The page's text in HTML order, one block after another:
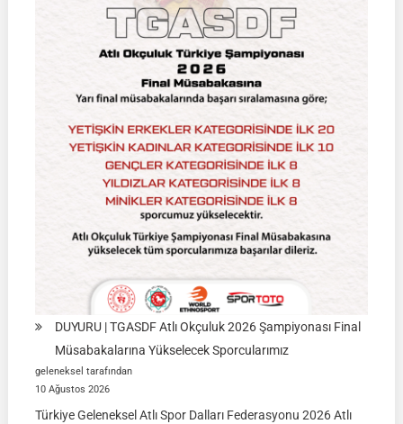
DUYURU | TGASDF Atlı Okçuluk 2026 Şampiyonası Final
Müsabakalarına Yükselecek Sporcularımız
geleneksel tarafından
10 Ağustos 2026
Türkiye Geleneksel Atlı Spor Dalları Federasyonu 2026 Atlı